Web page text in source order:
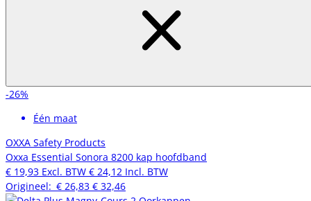
-26%
Één maat
OXXA Safety Products
Oxxa Essential Sonora 8200 kap hoofdband
€ 19,93 Excl. BTW € 24,12 Incl. BTW
Origineel: € 26,83 € 32,46